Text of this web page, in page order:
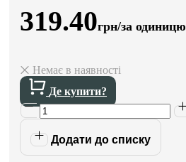
319.40грн/за одиницю
Немає в наявності
Де купити?
Додати до списку